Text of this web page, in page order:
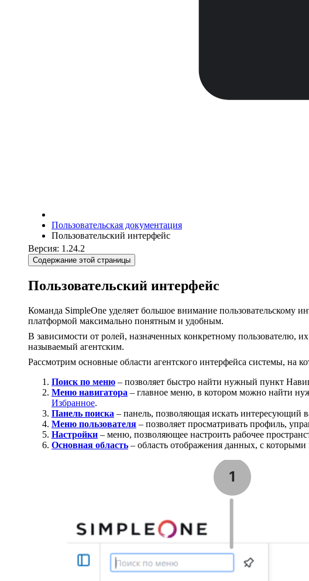
Пользовательская документация
Пользовательский интерфейс
Версия: 1.24.2
Содержание этой страницы
Пользовательский интерфейс
Команда SimpleOne уделяет большое внимание пользовательскому
платформой максимально понятным и удобным.
В зависимости от ролей, назначенных конкретному пользователю,
называемый агентским.
Рассмотрим основные области агентского интерфейса системы, на
Поиск по меню – позволяет быстро найти нужный пункт
Меню навигатора – главное меню, в котором можно найти
Избранное.
Панель поиска – панель, позволяющая искать интересующий
Меню пользователя – позволяет просматривать профиль,
Настройки – меню, позволяющее настроить рабочее
Основная область – область отображения данных, с